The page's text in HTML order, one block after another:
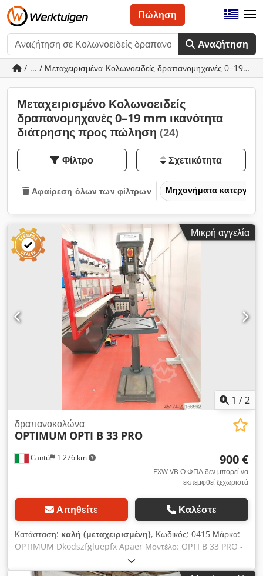
Αναζήτηση
Πώληση
/ ... / Μεταχειρισμένα Κολωνοειδείς δραπανομηχανές 0–19
Μεταχειρισμένο Κολωνοειδείς
δραπανομηχανές 0–19 mm ικανότητα
διάτρησης προς πώληση (24)
Φίλτρο Σχετικότητα
Αφαίρεση όλων των φίλτρων Μηχανήματα
Μικρή αγγελία
1 /2
Cantù 1.276 km
δραπανοκολώνα
OPTIMUM OPTI B 33 PRO
900 €
EXW VB Ο ΦΠΑ δεν μπορεί να
εκπεμφθεί ξεχωριστά
Αιτηθείτε Καλέστε
Κατάσταση: καλή (μεταχειρισμένη), Κωδικός: 0415 Μάρκα:
OPTIMUM Dkodszfgluepfx Apaer Μοντέλο: OPTI B 33 PRO -
Πρότυπο CE Κολωνάτο δραπανο με βάση για ξύλο, μέταλλα και
διάφορα υλικά – Πρότυπο CE Τεχνικά χαρακτηριστικά: